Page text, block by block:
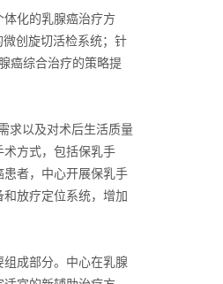
化的乳腺癌治疗方
创旋切活检系统；针
癌综合治疗的策略提
求以及对术后生活质量
方式，包括保乳手
者，中心开展保乳手
放疗定位系统，增加
成部分。中心在乳腺